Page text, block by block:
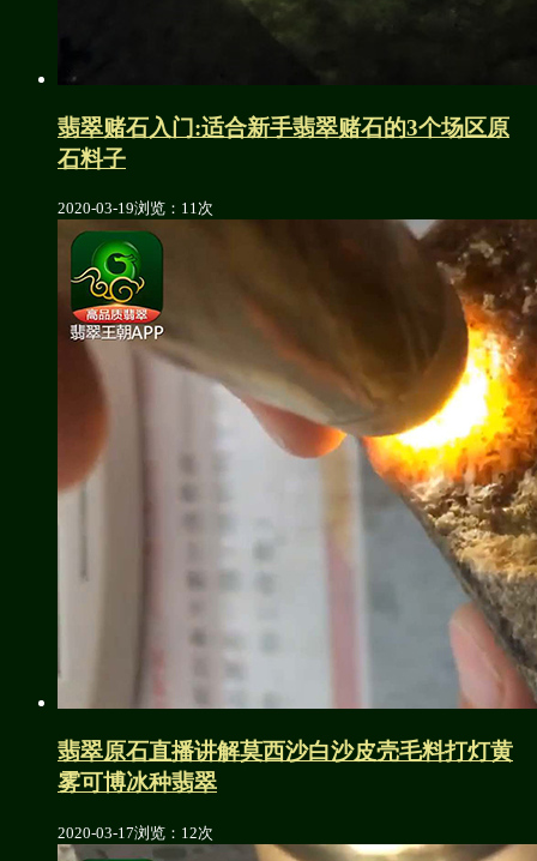
翡翠赌石入门:适合新手翡翠赌石的3个场区原
石料子
2020-03-19浏览：11次
翡翠原石直播讲解莫西沙白沙皮壳毛料打灯黄
雾可博冰种翡翠
2020-03-17浏览：12次